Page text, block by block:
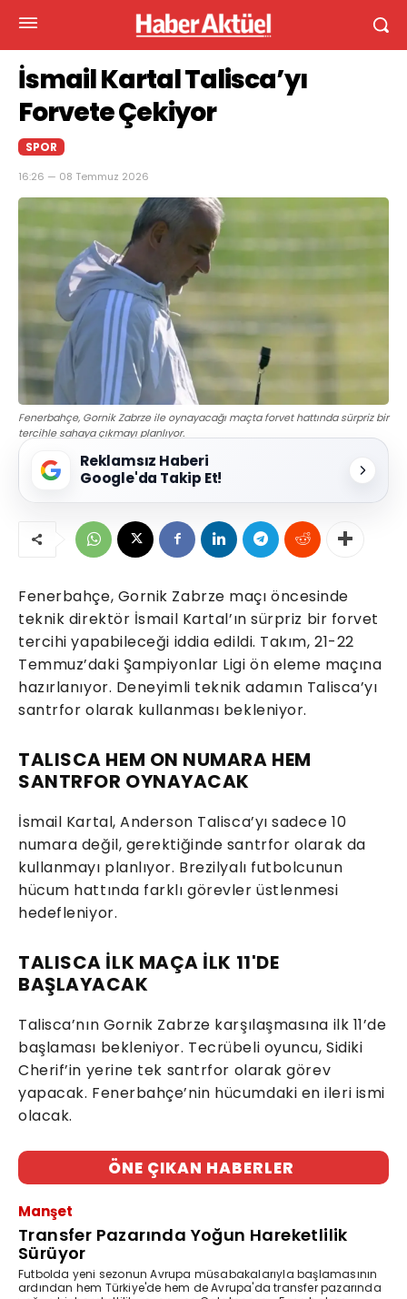
İsmail Kartal Talisca’yı
Forvete Çekiyor
SPOR
16:26 — 08 Temmuz 2026
Fenerbahçe, Gornik Zabrze ile oynayacağı maçta forvet hattında sürpriz bir
tercihle sahaya çıkmayı planlıyor.
Reklamsız Haberi
Google'da Takip Et!
Fenerbahçe, Gornik Zabrze maçı öncesinde
teknik direktör İsmail Kartal’ın sürpriz bir forvet
tercihi yapabileceği iddia edildi. Takım, 21-22
Temmuz’daki Şampiyonlar Ligi ön eleme maçına
hazırlanıyor. Deneyimli teknik adamın Talisca’yı
santrfor olarak kullanması bekleniyor.
TALISCA HEM ON NUMARA HEM
SANTRFOR OYNAYACAK
İsmail Kartal, Anderson Talisca’yı sadece 10
numara değil, gerektiğinde santrfor olarak da
kullanmayı planlıyor. Brezilyalı futbolcunun
hücum hattında farklı görevler üstlenmesi
hedefleniyor.
TALISCA İLK MAÇA İLK 11'DE
BAŞLAYACAK
Talisca’nın Gornik Zabrze karşılaşmasına ilk 11’de
başlaması bekleniyor. Tecrübeli oyuncu, Sidiki
Cherif’in yerine tek santrfor olarak görev
yapacak. Fenerbahçe’nin hücumdaki en ileri ismi
olacak.
ÖNE ÇIKAN HABERLER
Manşet
Transfer Pazarında Yoğun Hareketlilik
Sürüyor
Futbolda yeni sezonun Avrupa müsabakalarıyla başlamasının
ardından hem Türkiye'de hem de Avrupa'da transfer pazarında